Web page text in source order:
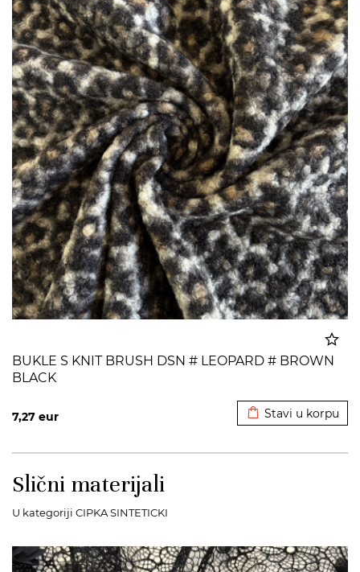
BUKLE S KNIT BRUSH DSN # LEOPARD # BROWN
BLACK
7,27 eur Stavi u korpu
Slični materijali
U kategoriji CIPKA SINTETICKI